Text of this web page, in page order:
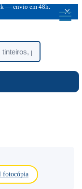
— envio em 48h.
×
fotocópia